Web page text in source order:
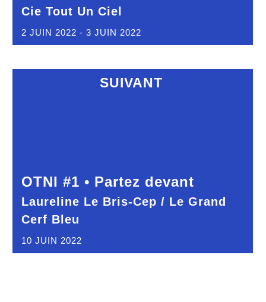
Cie Tout Un Ciel
2 JUIN 2022 - 3 JUIN 2022
SUIVANT
OTNI #1 • Partez devant
Laureline Le Bris-Cep / Le Grand
Cerf Bleu
10 JUIN 2022